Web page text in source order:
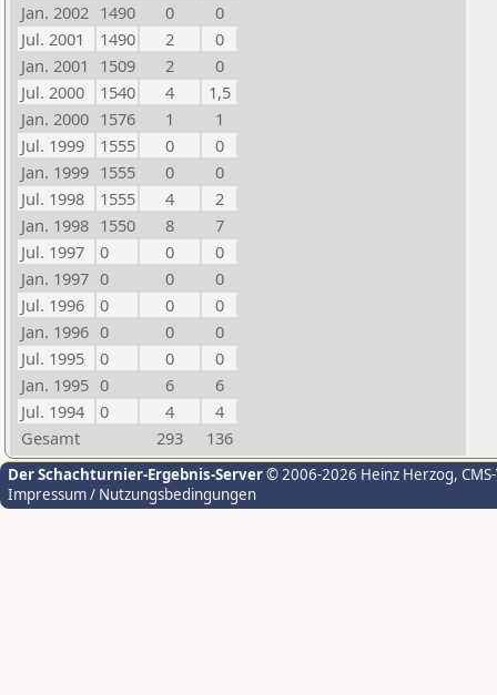
Jan. 2002 1490 0
0
Jul. 2001
1490 2
0
Jan. 2001
1509 2
0
Jul. 2000
1540 4
1,5
Jan. 2000 1576 1
1
Jul. 1999
1555 0
0
Jan. 1999 1555 0
0
Jul. 1998
1555 4
2
Jan. 1998 1550 8
7
Jul. 1997
0 0
0
Jan. 1997 0 0
0
Jul. 1996
0 0
0
Jan. 1996 0 0
0
Jul. 1995
0 0
0
Jan. 1995 0 6
6
Jul. 1994
0 4
4
Gesamt
293 136
Der Schachturnier-Ergebnis-Server© 2006-2026 Heinz Herzog,
Impressum / Nutzungsbedingungen